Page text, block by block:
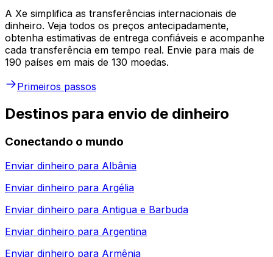
A Xe simplifica as transferências internacionais de
dinheiro. Veja todos os preços antecipadamente,
obtenha estimativas de entrega confiáveis e acompanhe
cada transferência em tempo real. Envie para mais de
190 países em mais de 130 moedas.
Primeiros passos
Destinos para envio de dinheiro
Conectando o mundo
Enviar dinheiro para Albânia
Enviar dinheiro para Argélia
Enviar dinheiro para Antigua e Barbuda
Enviar dinheiro para Argentina
Enviar dinheiro para Armênia